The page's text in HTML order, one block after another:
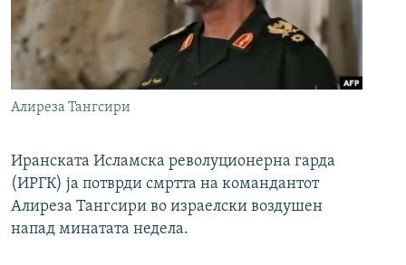
Алиреза Тангсири
Иранската Исламска револуционерна гарда
(ИРГК) ја потврди смртта на командантот
Алиреза Тангсири во израелски воздушен
напад минатата недела.